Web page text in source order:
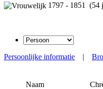
1797 - 1851 (54
Persoonlijke informatie |
Naam